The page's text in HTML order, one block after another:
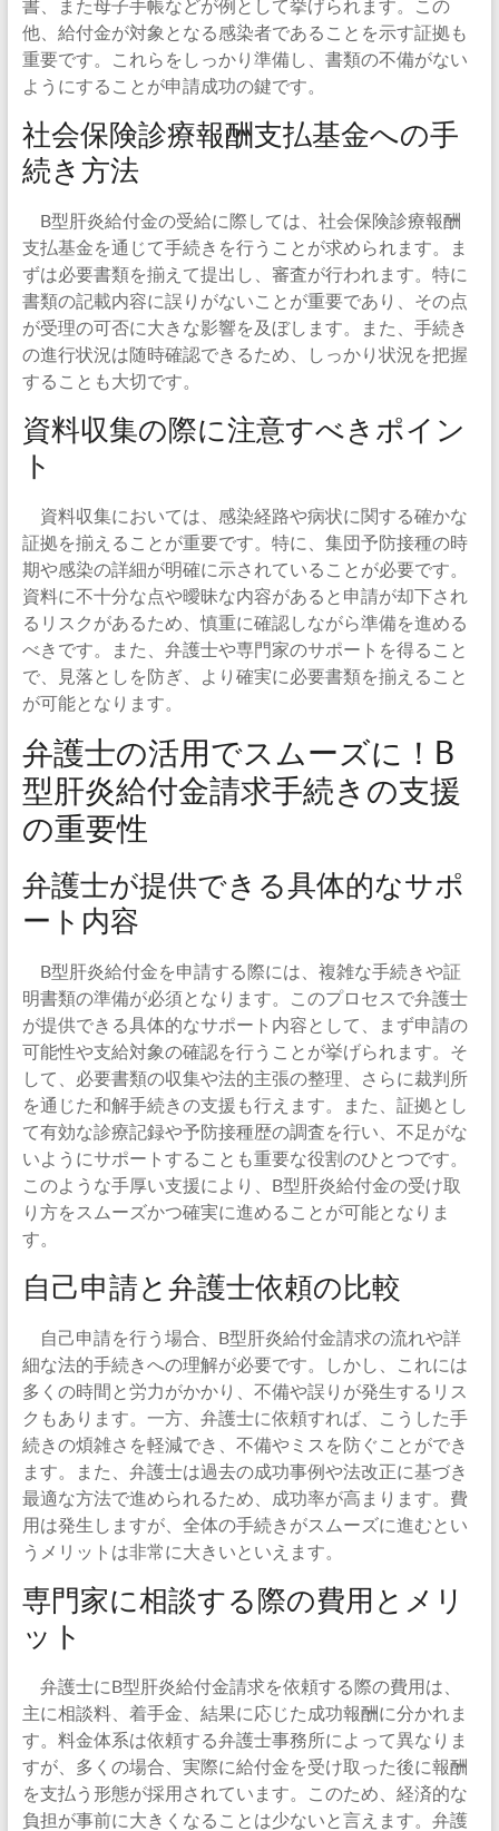
書、また母子手帳などが例として挙げられます。この
他、給付金が対象となる感染者であることを示す証拠も
重要です。これらをしっかり準備し、書類の不備がない
ようにすることが申請成功の鍵です。
社会保険診療報酬支払基金への手
続き方法
B型肝炎給付金の受給に際しては、社会保険診療報酬
支払基金を通じて手続きを行うことが求められます。ま
ずは必要書類を揃えて提出し、審査が行われます。特に
書類の記載内容に誤りがないことが重要であり、その点
が受理の可否に大きな影響を及ぼします。また、手続き
の進行状況は随時確認できるため、しっかり状況を把握
することも大切です。
資料収集の際に注意すべきポイン
ト
資料収集においては、感染経路や病状に関する確かな
証拠を揃えることが重要です。特に、集団予防接種の時
期や感染の詳細が明確に示されていることが必要です。
資料に不十分な点や曖昧な内容があると申請が却下され
るリスクがあるため、慎重に確認しながら準備を進める
べきです。また、弁護士や専門家のサポートを得ること
で、見落としを防ぎ、より確実に必要書類を揃えること
が可能となります。
弁護士の活用でスムーズに！B
型肝炎給付金請求手続きの支援
の重要性
弁護士が提供できる具体的なサポ
ート内容
B型肝炎給付金を申請する際には、複雑な手続きや証
明書類の準備が必須となります。このプロセスで弁護士
が提供できる具体的なサポート内容として、まず申請の
可能性や支給対象の確認を行うことが挙げられます。そ
して、必要書類の収集や法的主張の整理、さらに裁判所
を通じた和解手続きの支援も行えます。また、証拠とし
て有効な診療記録や予防接種歴の調査を行い、不足がな
いようにサポートすることも重要な役割のひとつです。
このような手厚い支援により、B型肝炎給付金の受け取
り方をスムーズかつ確実に進めることが可能となりま
す。
自己申請と弁護士依頼の比較
自己申請を行う場合、B型肝炎給付金請求の流れや詳
細な法的手続きへの理解が必要です。しかし、これには
多くの時間と労力がかかり、不備や誤りが発生するリス
クもあります。一方、弁護士に依頼すれば、こうした手
続きの煩雑さを軽減でき、不備やミスを防ぐことができ
ます。また、弁護士は過去の成功事例や法改正に基づき
最適な方法で進められるため、成功率が高まります。費
用は発生しますが、全体の手続きがスムーズに進むとい
うメリットは非常に大きいといえます。
専門家に相談する際の費用とメリ
ット
弁護士にB型肝炎給付金請求を依頼する際の費用は、
主に相談料、着手金、結果に応じた成功報酬に分かれま
す。料金体系は依頼する弁護士事務所によって異なりま
すが、多くの場合、実際に給付金を受け取った後に報酬
を支払う形態が採用されています。このため、経済的な
負担が事前に大きくなることは少ないと言えます。弁護